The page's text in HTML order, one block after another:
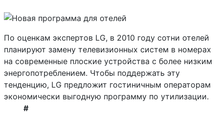
По оценкам экспертов LG, в 2010 году сотни отелей
планируют замену телевизионных систем в номерах
на современные плоские устройства с более низким
энергопотреблением. Чтобы поддержать эту
тенденцию, LG предложит гостиничным операторам
экономически выгодную программу по утилизации.
#